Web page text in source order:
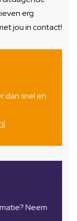
erg
jou in contact!
dan snel en
.
Neem